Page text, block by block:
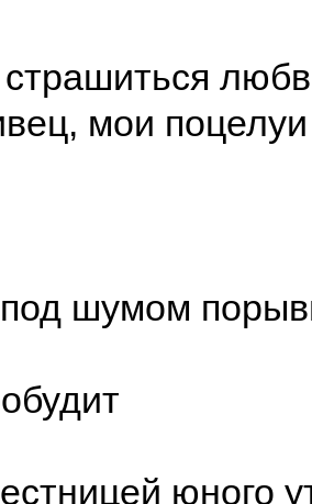
мои поцелуи
шумом
юного